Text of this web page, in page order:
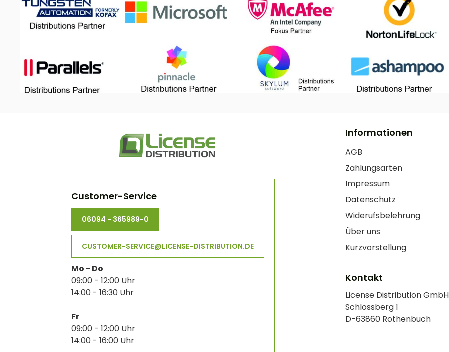
Customer-Service
06094 - 365989-0
CUSTOMER-SERVICE@LICENSE-DISTRIBUTION.DE
Mo - Do
09:00 - 12:00 Uhr
14:00 - 16:30 Uhr
Fr
09:00 - 12:00 Uhr
14:00 - 16:00 Uhr
Informationen
AGB
Zahlungsarten
Impressum
Datenschutz
Widerufsbelehrung
Über uns
Kurzvorstellung
Kontakt
License Distribution GmbH
Schlossberg 1
D-63860 Rothenbuch